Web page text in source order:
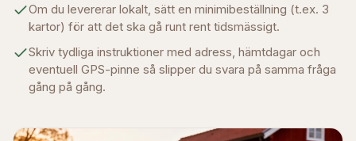
Om du levererar lokalt, sätt en minimibeställning (t.ex. 3
kartor) för att det ska gå runt rent tidsmässigt.
Skriv tydliga instruktioner med adress, hämtdagar och
eventuell GPS-pinne så slipper du svara på samma fråga
gång på gång.